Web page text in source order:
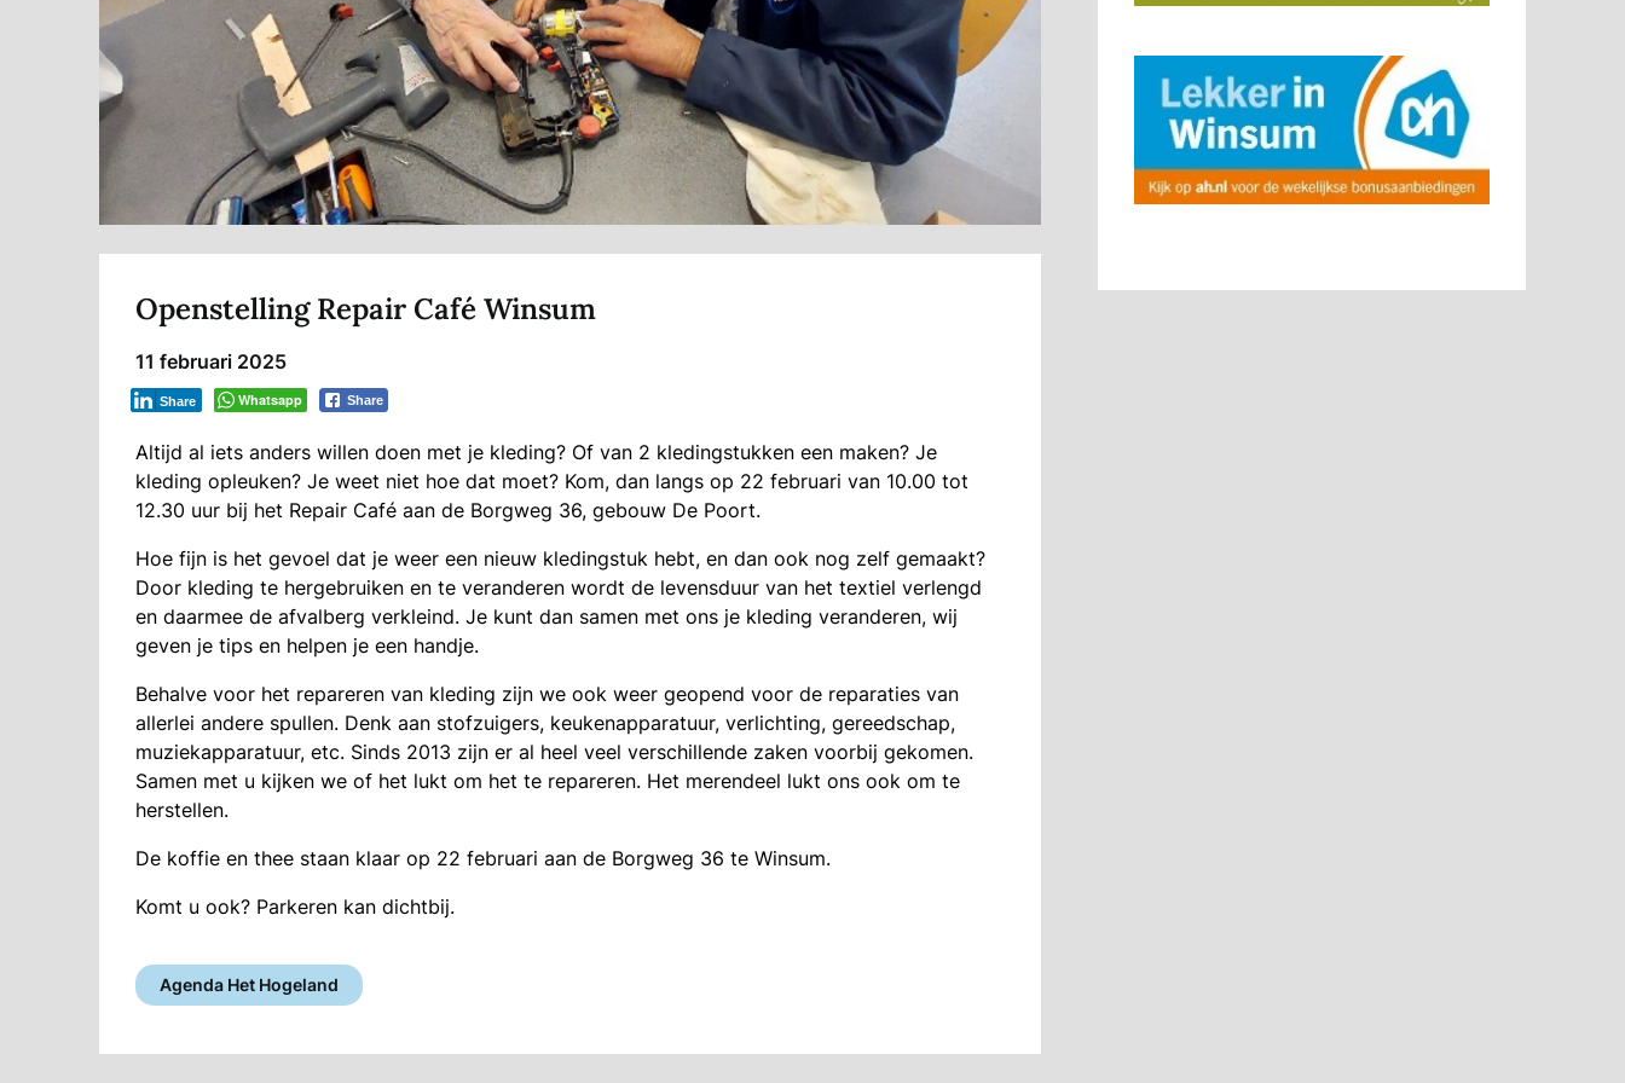
Openstelling Repair Café Winsum
11 februari 2025
Whatsapp Share
Share
Altijd al iets anders willen doen met je kleding? Of van 2 kledingstukken een maken? Je
kleding opleuken? Je weet niet hoe dat moet? Kom, dan langs op 22 februari van 10.00 tot
12.30 uur bij het Repair Café aan de Borgweg 36, gebouw De Poort.
Hoe fijn is het gevoel dat je weer een nieuw kledingstuk hebt, en dan ook nog zelf gemaakt?
Door kleding te hergebruiken en te veranderen wordt de levensduur van het textiel verlengd
en daarmee de afvalberg verkleind. Je kunt dan samen met ons je kleding veranderen, wij
geven je tips en helpen je een handje.
Behalve voor het repareren van kleding zijn we ook weer geopend voor de reparaties van
allerlei andere spullen. Denk aan stofzuigers, keukenapparatuur, verlichting, gereedschap,
muziekapparatuur, etc. Sinds 2013 zijn er al heel veel verschillende zaken voorbij gekomen.
Samen met u kijken we of het lukt om het te repareren. Het merendeel lukt ons ook om te
herstellen.
De koffie en thee staan klaar op 22 februari aan de Borgweg 36 te Winsum.
Komt u ook? Parkeren kan dichtbij.
Agenda Het Hogeland